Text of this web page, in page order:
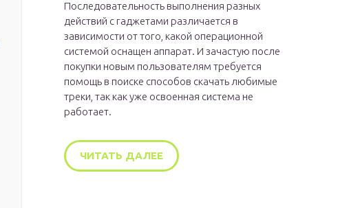
Последовательность выполнения разных
действий с гаджетами различается в
зависимости от того, какой операционной
системой оснащен аппарат. И зачастую после
покупки новым пользователям требуется
помощь в поиске способов скачать любимые
треки, так как уже освоенная система не
работает.
ЧИТАТЬ ДАЛЕЕ